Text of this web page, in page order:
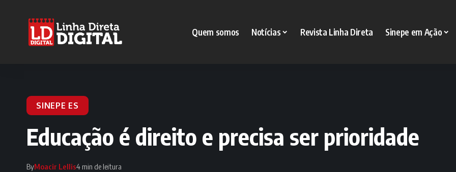
Quem somos Notícias Revista Linha Direta Sinepe em Ação
SINEPE ES
Educação é direito e precisa ser prioridade
ByMoacir Lellis4 min de leitura